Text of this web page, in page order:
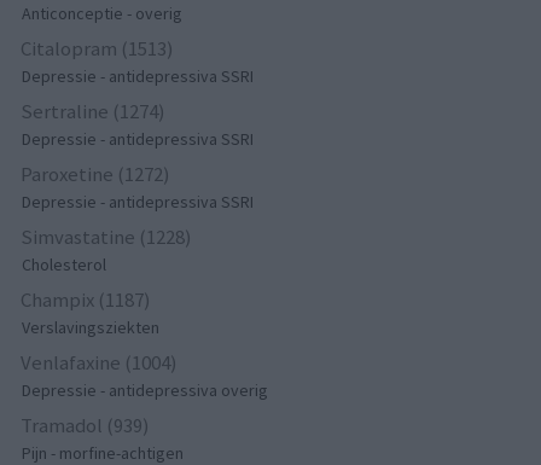
Anticonceptie - overig
Citalopram (1513)
Depressie - antidepressiva SSRI
Sertraline (1274)
Depressie - antidepressiva SSRI
Paroxetine (1272)
Depressie - antidepressiva SSRI
Simvastatine (1228)
Cholesterol
Champix (1187)
Verslavingsziekten
Venlafaxine (1004)
Depressie - antidepressiva overig
Tramadol (939)
Pijn - morfine-achtigen